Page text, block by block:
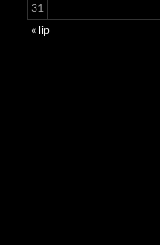
31
« lip